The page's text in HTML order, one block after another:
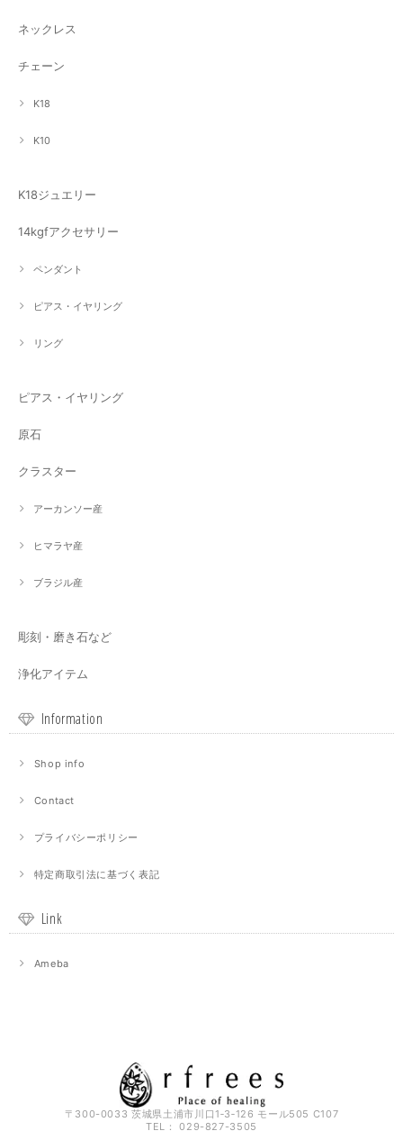
ネックレス
チェーン
K18
K10
K18ジュエリー
14kgfアクセサリー
ペンダント
ピアス・イヤリング
リング
ピアス・イヤリング
原石
クラスター
アーカンソー産
ヒマラヤ産
ブラジル産
彫刻・磨き石など
浄化アイテム
Information
Shop info
Contact
プライバシーポリシー
特定商取引法に基づく表記
Link
Ameba
〒300-0033 茨城県土浦市川口1‐3‐126 モール505 C107
TEL： 029-827-3505